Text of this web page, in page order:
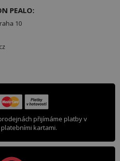
PEALO:
10
přijímáme platby v
kartami.